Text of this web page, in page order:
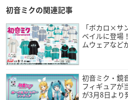
初音ミクの関連記事
「ボカロ×サ
ベイルに登場
ムウェアなど
初音ミク・鏡
フィギュアが
が3月8日より